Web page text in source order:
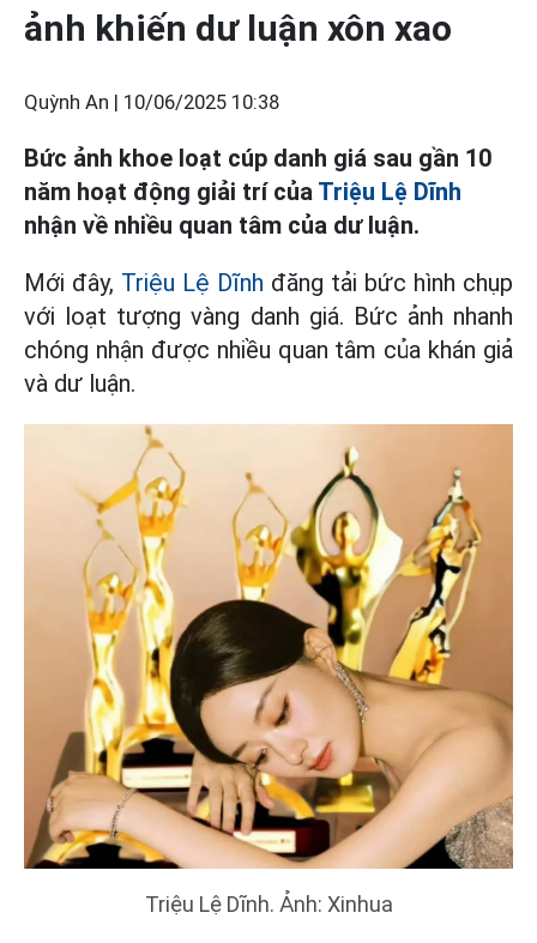
ảnh khiến dư luận xôn xao
Quỳnh An | 10/06/2025 10:38
Bức ảnh khoe loạt cúp danh giá sau gần 10
năm hoạt động giải trí của Triệu Lệ Dĩnh
nhận về nhiều quan tâm của dư luận.
Mới đây, Triệu Lệ Dĩnh đăng tải bức hình chụp
với loạt tượng vàng danh giá. Bức ảnh nhanh
chóng nhận được nhiều quan tâm của khán giả
và dư luận.
Triệu Lệ Dĩnh. Ảnh: Xinhua